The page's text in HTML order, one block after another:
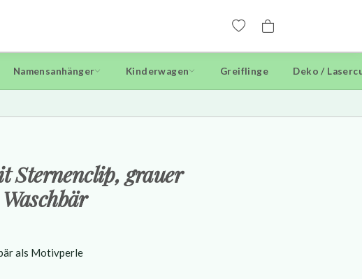
Namensanhänger Kinderwagen Greiflinge Deko /
Sternenclip, grauer
als Motivperle